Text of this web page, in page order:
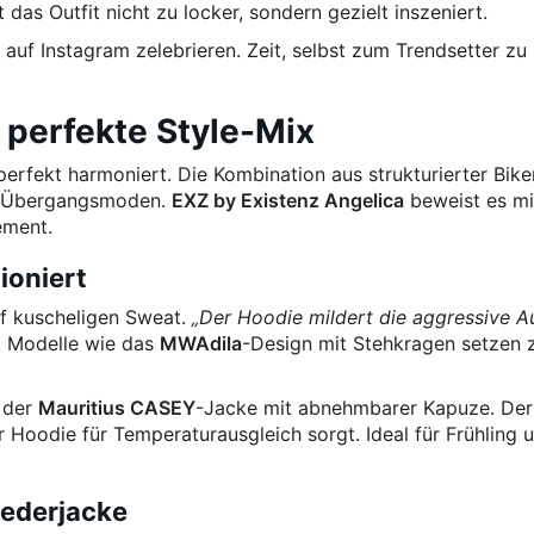
Outfit nicht zu locker, sondern gezielt inszeniert.
Instagram zelebrieren. Zeit, selbst zum Trendsetter zu
perfekte Style-Mix
harmoniert. Die Kombination aus strukturierter
EXZ by Existenz Angelica beweist es
kuscheligen Sweat. „Der Hoodie mildert die aggressive
Modelle wie das MWAdila-Design mit Stehkragen setzen
Mauritius CASEY-Jacke mit abnehmbarer Kapuze. Der
für Temperaturausgleich sorgt. Ideal für Frühling